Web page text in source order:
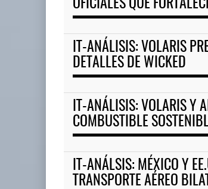
OFICIALES QUE
IT-ANÁLISIS: VOLARIS
DETALLES DE WICKED
IT-ANÁLISIS: VOLARIS Y
COMBUSTIBLE
IT-ANÁLSIS: MÉXICO Y
TRANSPORTE AÉREO